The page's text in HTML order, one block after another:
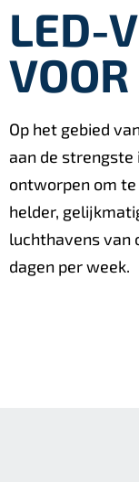
LED-
Op het gebied
aan de
ontworpen om
helder,
luchthavens van
dagen per week.